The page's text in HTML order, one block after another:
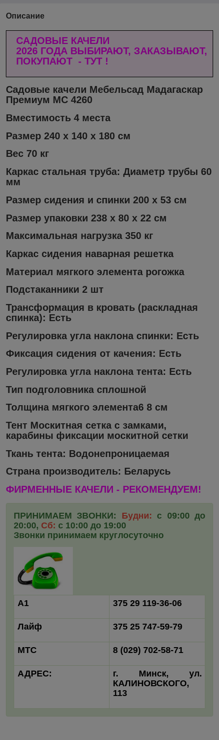
Описание
САДОВЫЕ КАЧЕЛИ
2026 ГОДА ВЫБИРАЮТ, ЗАКАЗЫВАЮТ,
ПОКУПАЮТ - ТУТ !
Садовые качели Мебельсад Мадагаскар
Премиум МС 4260
Вместимость 4 места
Размер 240 х 140 х 180 см
Вес 70 кг
Каркас стальная труба: Диаметр трубы 60
мм
Размер сидения и спинки 200 х 53 см
Размер упаковки 238 х 80 х 22 см
Максимальная нагрузка 350 кг
Каркас сидения наварная решетка
Материал мягкого элемента рогожка
Подстаканники 2 шт
Трансформация в кровать (раскладная
спинка): Есть
Регулировка угла наклона спинки: Есть
Фиксация сидения от качения: Есть
Регулировка угла наклона тента: Есть
Тип подголовника сплошной
Толщина мягкого элемента6 8 см
Тент Москитная сетка с замками,
карабины фиксации москитной сетки
Ткань тента: Водонепроницаемая
Страна производитель: Беларусь
ФИРМЕННЫЕ КАЧЕЛИ - РЕКОМЕНДУЕМ!
ПРИНИМАЕМ ЗВОНКИ: Будни: с 09:00 до
20:00, Сб: с 10:00 до 19:00
Звонки принимаем круглосуточно
А1 375 29 119-36-06
Лайф 375 25 747-59-79
МТС 8 (029) 702-58-71
АДРЕС:
г. Минск, ул.
КАЛИНОВСКОГО,
113